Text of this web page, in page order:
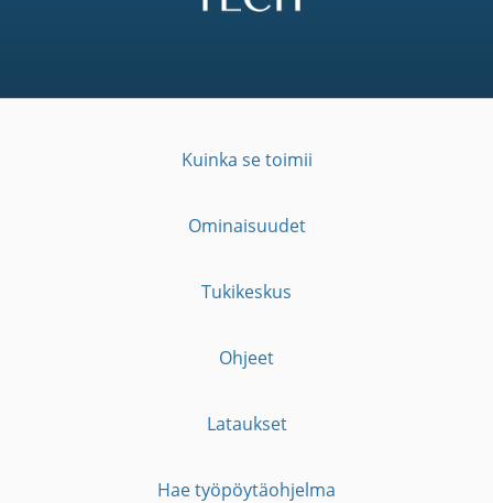
Kuinka se toimii
Ominaisuudet
Tukikeskus
Ohjeet
Lataukset
Hae työpöytäohjelma